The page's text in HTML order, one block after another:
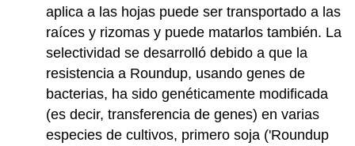
aplica a las hojas puede ser transportado a las
raíces y rizomas y puede matarlos también. La
selectividad se desarrolló debido a que la
resistencia a Roundup, usando genes de
bacterias, ha sido genéticamente modificada
(es decir, transferencia de genes) en varias
especies de cultivos, primero soja ('Roundup